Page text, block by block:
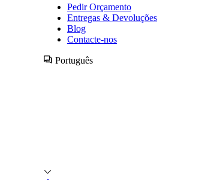
Pedir Orçamento
Entregas & Devoluções
Blog
Contacte-nos
Português